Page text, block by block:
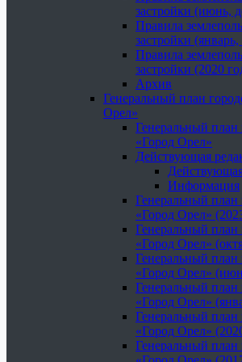
застройки (июнь,
Правила
застройки
Правила
застройки (2020
Архив
Генеральный план
Орел»
Генеральный план
«Город Орел»
Действующая
Информация
Генеральный план
«Город Орел»
Генеральный план
«Город Орел»
Генеральный план
«Город Орел»
Генеральный план
«Город Орел»
Генеральный план
«Город Орел»
Генеральный план